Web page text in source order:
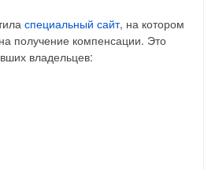
специальный сайт, на котором
получение компенсации. Это
владельцев: